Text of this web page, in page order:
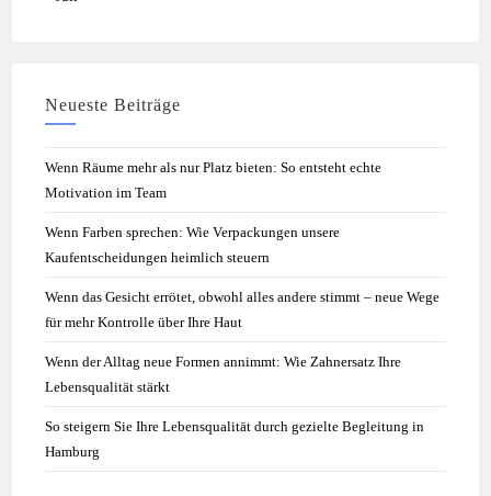
Neueste Beiträge
Wenn Räume mehr als nur Platz bieten: So entsteht echte
Motivation im Team
Wenn Farben sprechen: Wie Verpackungen unsere
Kaufentscheidungen heimlich steuern
Wenn das Gesicht errötet, obwohl alles andere stimmt – neue Wege
für mehr Kontrolle über Ihre Haut
Wenn der Alltag neue Formen annimmt: Wie Zahnersatz Ihre
Lebensqualität stärkt
So steigern Sie Ihre Lebensqualität durch gezielte Begleitung in
Hamburg